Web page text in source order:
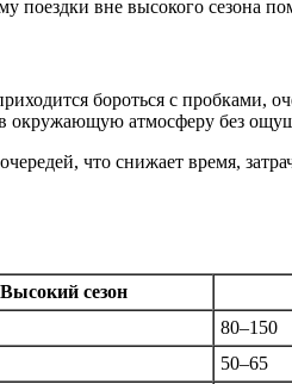
бороться с пробками,
окружающую атмосферу без
что снижает время,
Высокий сезон
80–150
50–65